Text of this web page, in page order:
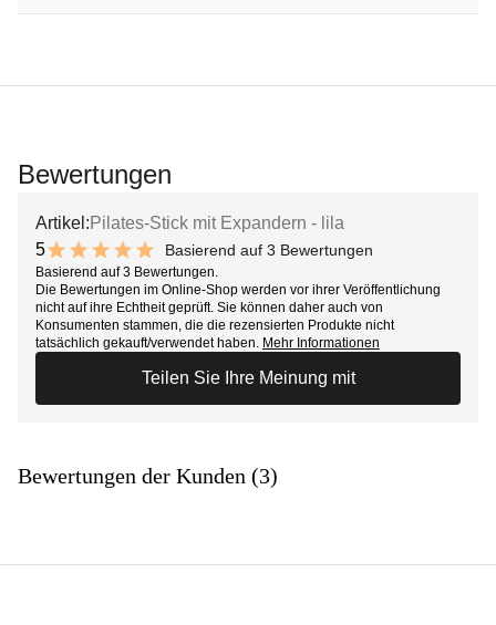
Bewertungen
Artikel: Pilates-Stick mit Expandern - lila
5
10 out of 10 stars
Basierend auf 3 Bewertungen
Basierend auf 3 Bewertungen.
Die Bewertungen im Online-Shop werden vor ihrer Veröffentlichung
nicht auf ihre Echtheit geprüft. Sie können daher auch von
Konsumenten stammen, die die rezensierten Produkte nicht
tatsächlich gekauft/verwendet haben. Mehr Informationen
Teilen Sie Ihre Meinung mit
Bewertungen der Kunden (3)